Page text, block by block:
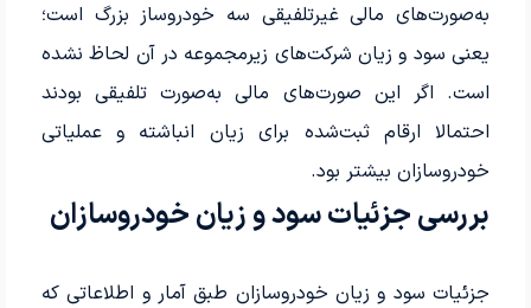
به‌صورت‌های مالی غیرتلفیقی سه خودروساز بزرگ است؛
یعنی سود و زیان شرکت‌های زیرمجموعه در آن لحاظ نشده‌
است. اگر این ‌صورت‌های مالی به‌صورت تلفیقی بودند
احتمالا ارقام ثبت‌شده برای زیان انباشته و عملیاتی
خودروسازان بیشتر بود.
بررسی جزئیات سود و زیان خودروسازان
جزئیات سود و زیان خودروسازان طبق آمار و اطلاعاتی که